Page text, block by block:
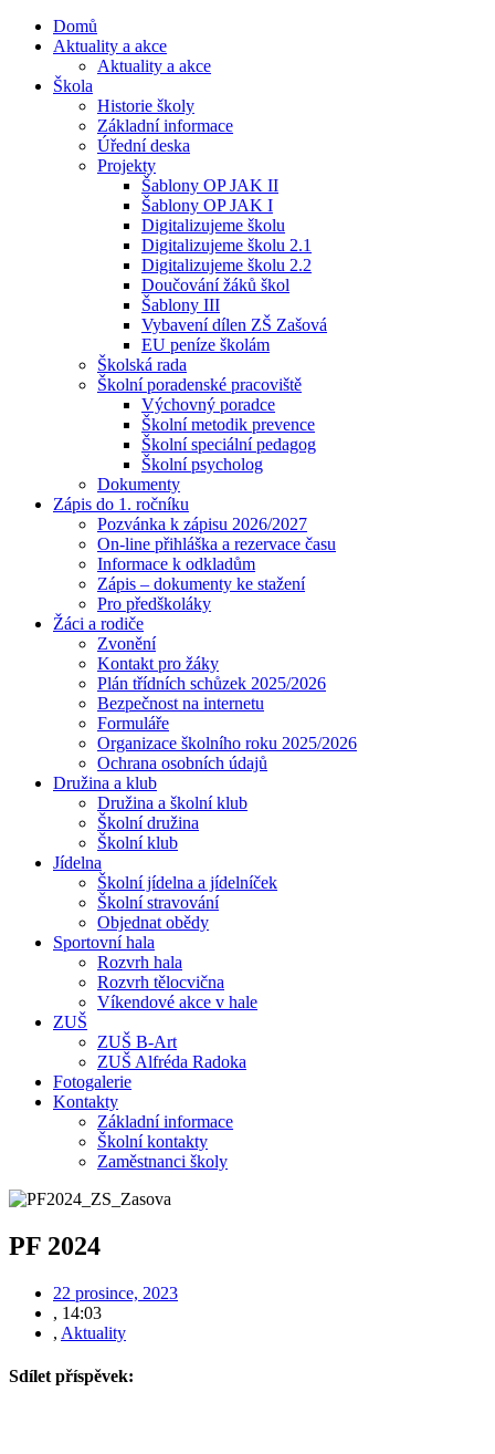
Domů
Aktuality a akce
Aktuality a akce
Škola
Historie školy
Základní informace
Úřední deska
Projekty
Šablony OP JAK II
Šablony OP JAK I
Digitalizujeme školu
Digitalizujeme školu 2.1
Digitalizujeme školu 2.2
Doučování žáků škol
Šablony III
Vybavení dílen ZŠ Zašová
EU peníze školám
Školská rada
Školní poradenské pracoviště
Výchovný poradce
Školní metodik prevence
Školní speciální pedagog
Školní psycholog
Dokumenty
Zápis do 1. ročníku
Pozvánka k zápisu 2026/2027
On-line přihláška a rezervace času
Informace k odkladům
Zápis – dokumenty ke stažení
Pro předškoláky
Žáci a rodiče
Zvonění
Kontakt pro žáky
Plán třídních schůzek 2025/2026
Bezpečnost na internetu
Formuláře
Organizace školního roku 2025/2026
Ochrana osobních údajů
Družina a klub
Družina a školní klub
Školní družina
Školní klub
Jídelna
Školní jídelna a jídelníček
Školní stravování
Objednat obědy
Sportovní hala
Rozvrh hala
Rozvrh tělocvična
Víkendové akce v hale
ZUŠ
ZUŠ B-Art
ZUŠ Alfréda Radoka
Fotogalerie
Kontakty
Základní informace
Školní kontakty
Zaměstnanci školy
PF 2024
22 prosince, 2023
, 14:03
, Aktuality
Sdílet příspěvek: